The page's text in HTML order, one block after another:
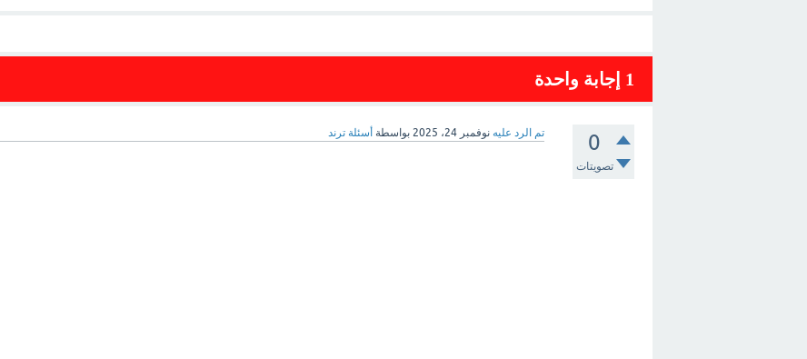
1 إجابة واحدة
0
تصويتات
تم الرد عليه نوفمبر 24، 2025 بواسطة أسئلة ترند